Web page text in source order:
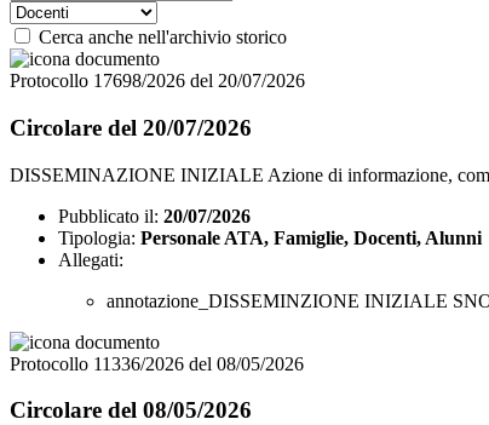
Cerca anche nell'archivio storico
Protocollo 17698/2026 del 20/07/2026
Circolare del 20/07/2026
DISSEMINAZIONE INIZIALE Azione di informazione,
Pubblicato il: 20/07/2026
Tipologia: Personale ATA, Famiglie, Docenti, Alunni
Allegati:
annotazione_DISSEMINZIONE INIZIALE
Protocollo 11336/2026 del 08/05/2026
Circolare del 08/05/2026